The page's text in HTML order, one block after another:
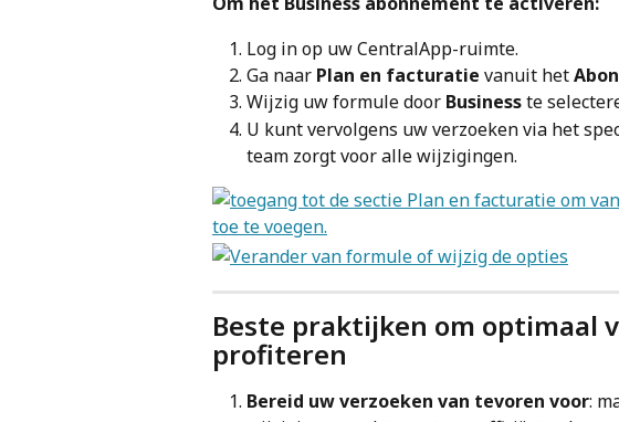
Log in op uw CentralApp-ruimte.
Ga naar Plan en facturatie vanuit het
Wijzig uw formule door Business te
U kunt vervolgens uw verzoeken via het
team zorgt voor alle wijzigingen.
Beste praktijken om optimaal
profiteren
Bereid uw verzoeken van tevoren voor: